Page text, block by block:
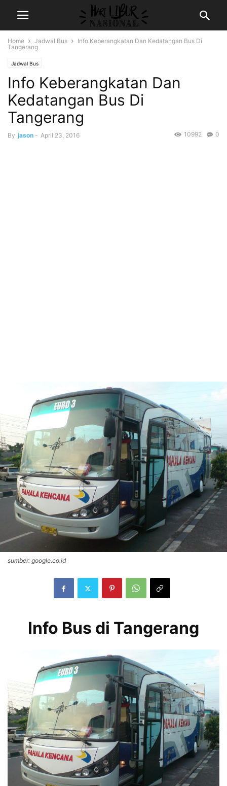
Home Jadwal Bus
Info Keberangkatan Dan Kedatangan Bus Di
Tangerang
Jadwal Bus
Info Keberangkatan Dan
Kedatangan Bus Di
Tangerang
By jason - April 23, 2016 0
10992
sumber: google.co.id
Info Bus di Tangerang